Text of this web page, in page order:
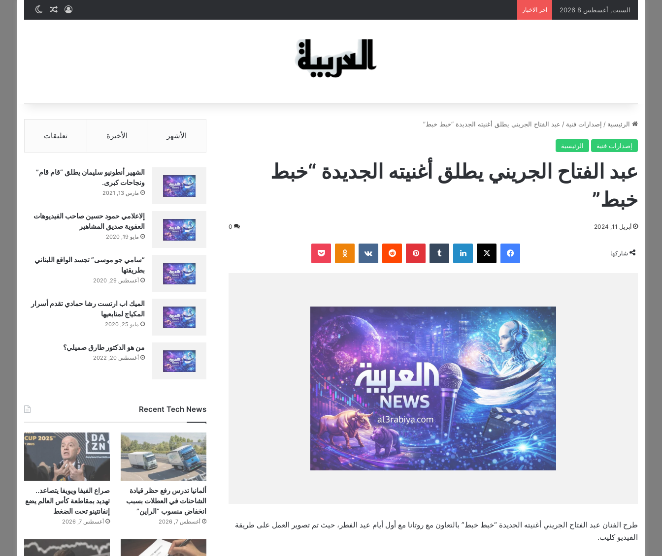
السبت, أغسطس 8 2026 اخر الاخبار تسجيل الدخول
مقال عشوائي
الرئيسية / إصدارات فنية / عبد الفتاح الجريني يطلق أغنيته الجديدة “خبط خبط”
إصدارات فنية الرئيسية
عبد الفتاح الجريني يطلق أغنيته الجديدة “خبط
خبط”
أبريل 11, 2024 0
شاركها
فيسبوك ‫X لينكدإن ‏Tumblr بينتيريست ‏Reddit
‏VKontakte
Odnoklassniki
‫Pocket
طرح الفنان عبد الفتاح الجريني أغنيته الجديدة “خبط خبط” بالتعاون مع روتانا مع أول أيام عيد الفطر، حيث تم تصوير العمل على طريقة
الفيديو كليب.
الأشهر الأخيرة تعليقات
الشهير أنطونيو سليمان يطلق “قام قام”
ونجاحات كبرى.
مارس 13, 2021
إلاعلامي حمود حسين صاحب الفيديوهات
العفوية صديق المشاهير
مايو 19, 2020
“سامي جو موسى” تجسد الواقع اللبناني
بطريقتها
أغسطس 29, 2020
الميك اب ارتست رشا حمادي تقدم أسرار
المكياج لمتابعيها
مايو 25, 2020
من هو الدكتور طارق صميلي؟
أغسطس 20, 2022
Recent Tech News
ألمانيا تدرس رفع حظر قيادة
الشاحنات في العطلات بسبب
انخفاض منسوب “الراين”
أغسطس 7, 2026
صراع الفيفا ويويفا يتصاعد..
تهديد بمقاطعة كأس العالم يضع
إنفانتينو تحت الضغط
أغسطس 7, 2026